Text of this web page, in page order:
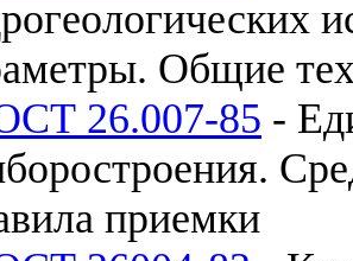
Общие
26.007-85 -
приемки